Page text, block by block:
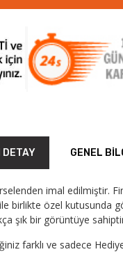
DETAY GENEL
imal edilmiştir.
ile birlikte özel kutusunda
şık bir görüntüye
farklı ve sadece